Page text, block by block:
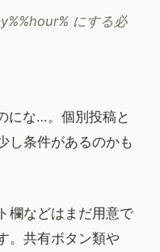
にする必
にな…。個別投稿と
し条件があるのかも
欄などはまだ用意で
。共有ボタン類や